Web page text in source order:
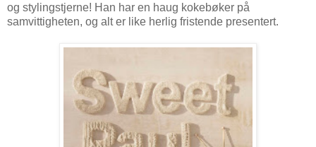
og stylingstjerne! Han har en haug kokebøker på
samvittigheten, og alt er like herlig fristende presentert.